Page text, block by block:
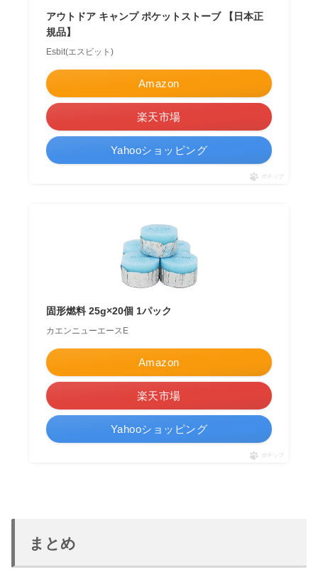
アウトドア キャンプ ポケットストーブ 【日本正
規品】
Esbit(エスビット)
Amazon
楽天市場
Yahooショッピング
ポチップ
固形燃料 25g×20個 1パック
カエンニューエースE
Amazon
楽天市場
Yahooショッピング
ポチップ
まとめ